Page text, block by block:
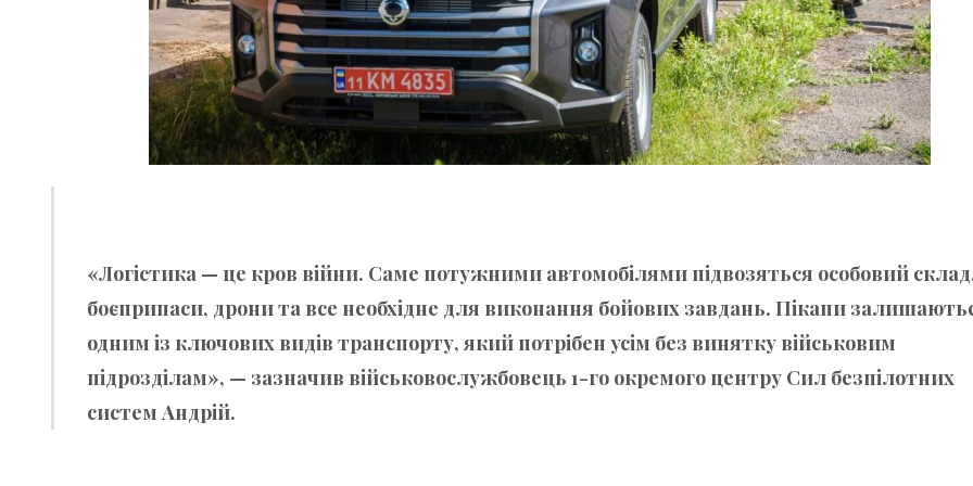
«Логістика — це кров війни. Саме потужними автомобілями підвозяться особовий
боєприпаси, дрони та все необхідне для виконання бойових завдань. Пікапи
одним із ключових видів транспорту, який потрібен усім без винятку військовим
підрозділам», — зазначив військовослужбовець 1-го окремого центру Сил безпілотних
систем Андрій.